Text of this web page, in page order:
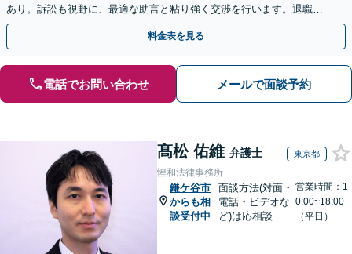
あり。訴訟も視野に、最適な助言と粘り強く交渉を行います。退職前
後、育休中などの状況でも歓迎。まずはご相談下さい！
料金表を見る
電話でお問い合わせ メールで面談予約
髙松 佑維 弁護士 東京都
惺和法律事務所
鎌ケ谷市
からも相
談受付中
面談方法(対面・
電話・ビデオな
ど)は応相談
営業時間：1
0:00~18:00
（平日）